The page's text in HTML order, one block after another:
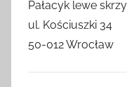
Pałacyk lewe
ul. Kościuszki 34
50-012 Wrocław